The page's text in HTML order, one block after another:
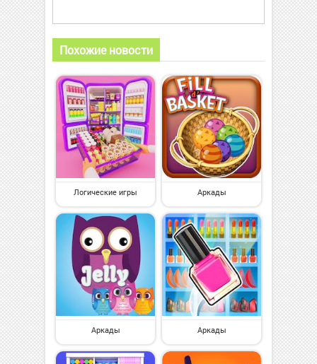
Похожие новости
Логические игры Аркады
Аркады Аркады